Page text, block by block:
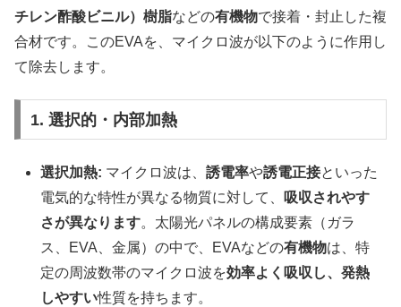
チレン酢酸ビニル）樹脂などの有機物で接着・封止した複
合材です。このEVAを、マイクロ波が以下のように作用し
て除去します。
1. 選択的・内部加熱
選択加熱: マイクロ波は、誘電率や誘電正接といった
電気的な特性が異なる物質に対して、
吸収されやす
さが異なります。太陽光パネルの構成要素（ガラ
ス、EVA、金属）の中で、EVAなどの有機物は、特
定の周波数帯のマイクロ波を効率よく吸収し、発熱
しやすい性質を持ちます。